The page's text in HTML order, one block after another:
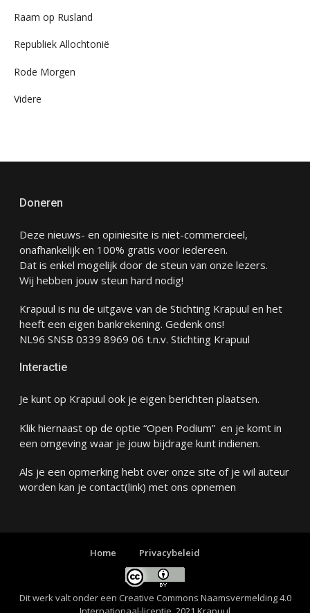
Raam op Rusland
Republiek Allochtonië
Rode Morgen
Videre
Doneren
Deze nieuws- en opiniesite is niet-commercieel,
onafhankelijk en 100% gratis voor iedereen.
Dat is enkel mogelijk door de steun van onze lezers.
Wij hebben jouw steun hard nodig!
Krapuul is nu de uitgave van de Stichting Krapuul en het
heeft een eigen bankrekening. Gedenk ons!
NL96 SNSB 0339 8969 06 t.n.v. Stichting Krapuul
Interactie
Je kunt op Krapuul ook je eigen berichten plaatsen.
Klik hiernaast op de optie “Open Podium” en je komt in
een omgeving waar je jouw bijdrage kunt indienen.
Als je een opmerking hebt over onze site of je wil auteur
worden kan je contact(link) met ons opnemen
Home Privacybeleid
Dit werk valt onder een Creative Commons Naamsvermelding 4.0